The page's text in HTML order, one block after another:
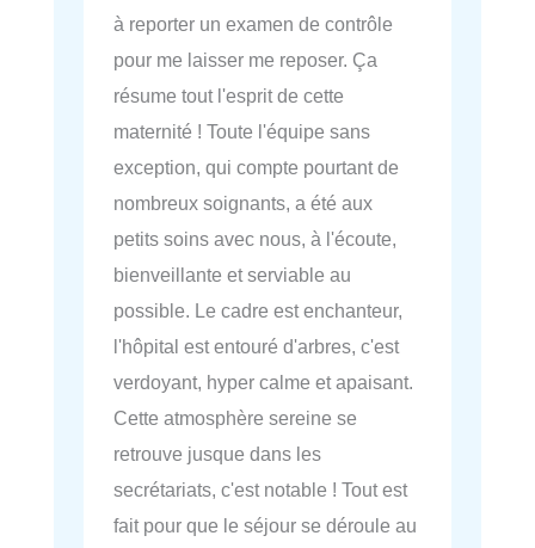
à reporter un examen de contrôle
pour me laisser me reposer. Ça
résume tout l'esprit de cette
maternité ! Toute l'équipe sans
exception, qui compte pourtant de
nombreux soignants, a été aux
petits soins avec nous, à l'écoute,
bienveillante et serviable au
possible. Le cadre est enchanteur,
l'hôpital est entouré d'arbres, c'est
verdoyant, hyper calme et apaisant.
Cette atmosphère sereine se
retrouve jusque dans les
secrétariats, c'est notable ! Tout est
fait pour que le séjour se déroule au